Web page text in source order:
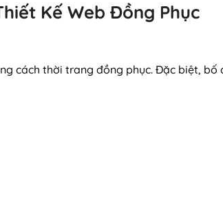
Kế Web Đồng Phục
cách thời trang đồng phục. Đặc biệt, bố